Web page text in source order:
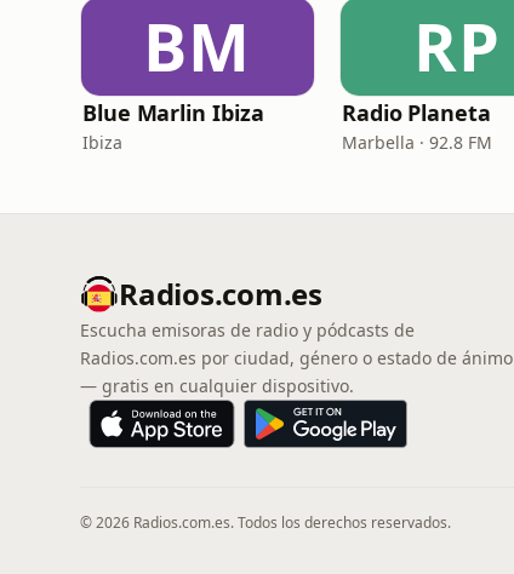
BM
Blue Marlin Ibiza
Ibiza
RP
Radio Planeta
Marbella · 92.8 FM
Radios.com.es
Escucha emisoras de radio y pódcasts de
Radios.com.es por ciudad, género o estado de ánimo
— gratis en cualquier dispositivo.
© 2026 Radios.com.es. Todos los derechos reservados.